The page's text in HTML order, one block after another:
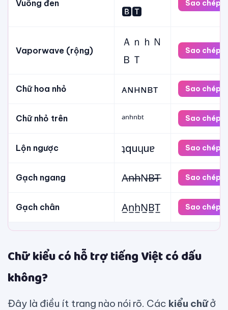
Vuông đen
🅱🆃
Sao chép
Vaporwave (rộng)
ＡｎｈＮ
ＢＴ
Sao chép
Chữ hoa nhỏ ᴀɴʜɴʙᴛ Sao chép
Chữ nhỏ trên ᵃⁿʰⁿᵇᵗ Sao chép
Lộn ngược ʇquɥuɐ Sao chép
Gạch ngang A̶n̶h̶N̶B̶T̶ Sao chép
Gạch chân A̲n̲h̲N̲B̲T̲ Sao chép
Chữ kiểu có hỗ trợ tiếng Việt có dấu
không?
Đây là điều ít trang nào nói rõ. Các kiểu chữở